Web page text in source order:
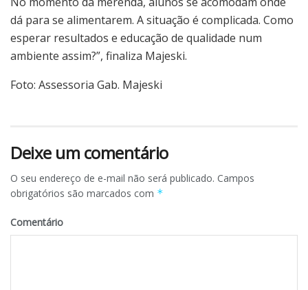
dá para se alimentarem. A situação é complicada. Como
esperar resultados e educação de qualidade num
ambiente assim?”, finaliza Majeski.
Foto: Assessoria Gab. Majeski
Deixe um comentário
O seu endereço de e-mail não será publicado. Campos
obrigatórios são marcados com *
Comentário